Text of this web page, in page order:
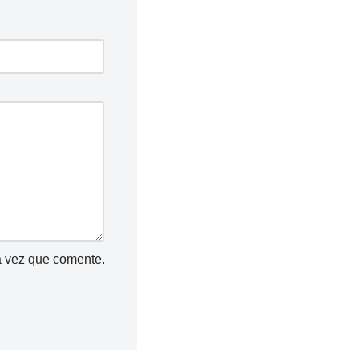
que comente.